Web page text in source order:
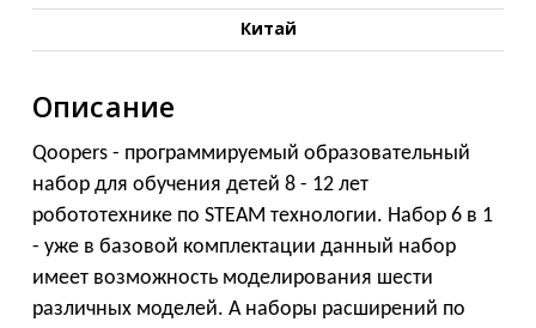
Китай
Описание
Qoopers - программируемый образовательный
набор для обучения детей 8 - 12 лет
робототехнике по STEAM технологии. Набор 6 в 1
- уже в базовой комплектации данный набор
имеет возможность моделирования шести
различных моделей. А наборы расширений по